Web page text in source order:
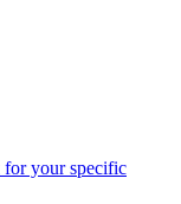
for your specific